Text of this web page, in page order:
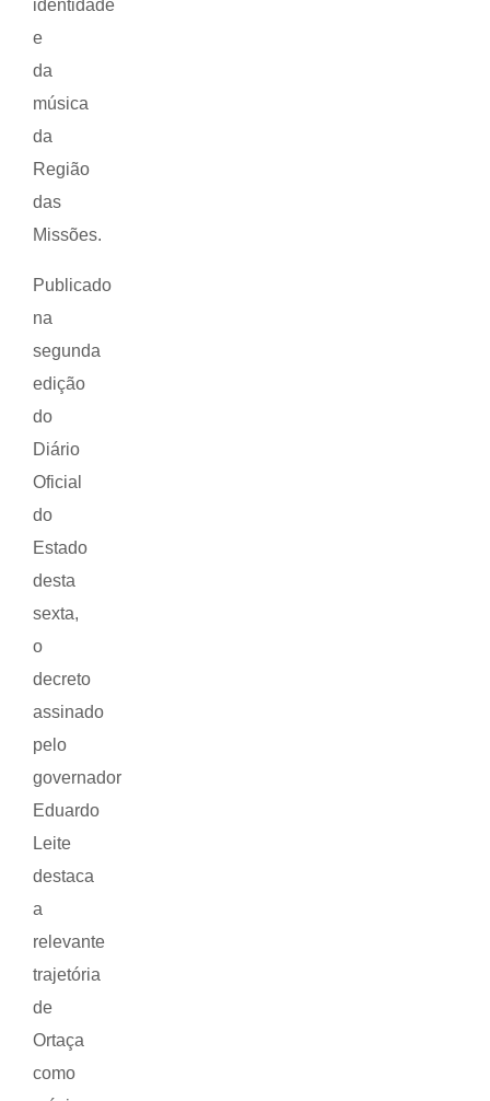
identidade
e
da
música
da
Região
das
Missões.
Publicado
na
segunda
edição
do
Diário
Oficial
do
Estado
desta
sexta,
o
decreto
assinado
pelo
governador
Eduardo
Leite
destaca
a
relevante
trajetória
de
Ortaça
como